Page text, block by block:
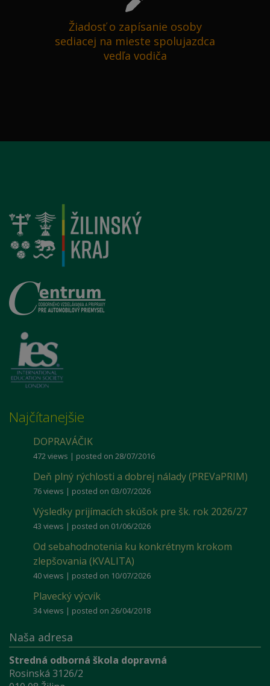
Žiadosť o zapísanie osoby
sediacej na mieste spolujazdca
vedľa vodiča
Najčítanejšie
DOPRAVÁČIK
472 views | posted on 28/07/2016
Deň plný rýchlosti a dobrej nálady (PREVaPRIM)
76 views | posted on 03/07/2026
Výsledky prijímacích skúšok pre šk. rok 2026/27
43 views | posted on 01/06/2026
Od sebahodnotenia ku konkrétnym krokom
zlepšovania (KVALITA)
40 views | posted on 10/07/2026
Plavecký výcvik
34 views | posted on 26/04/2018
Naša adresa
Stredná odborná škola dopravná
Rosinská 3126/2